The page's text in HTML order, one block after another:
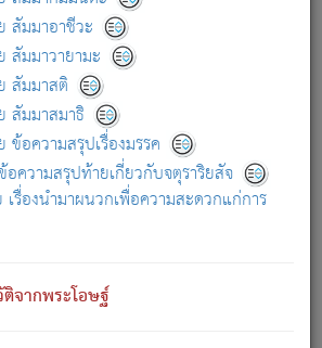
สัมมาอาชีวะ
สัมมาวายามะ
สัมมาสติ
สัมมาสมาธิ
อความสรุปเรื่องมรรค
ความสรุปท้ายเกี่ยวกับจตุราริยสัจ
รื่องนำมาผนวกเพื่อความสะดวกแก่การ
จากพระโอษฐ์